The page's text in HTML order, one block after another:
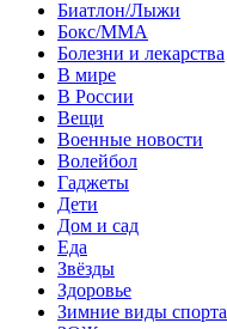
Биатлон/Лыжи
Бокс/MMA
Болезни и лекарства
В мире
В России
Вещи
Военные новости
Волейбол
Гаджеты
Дети
Дом и сад
Еда
Звёзды
Здоровье
Зимние виды спорта